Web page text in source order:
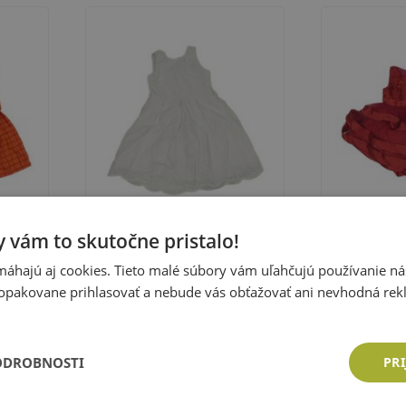
Biele plátenné děrované šaty s
výšivkou
Veľkosť:98
Červené
výšivkou a
Veľkosť: 98
vám to skutočne pristalo!
aj cookies. Tieto malé súbory vám uľahčujú používanie
prihlasovať a nebude vás obťažovať ani nevhodná